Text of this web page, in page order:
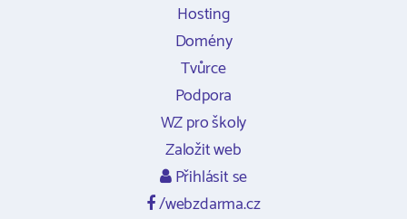
Hosting
Domény
Tvůrce
Podpora
WZ pro školy
Založit web
Přihlásit se
/webzdarma.cz